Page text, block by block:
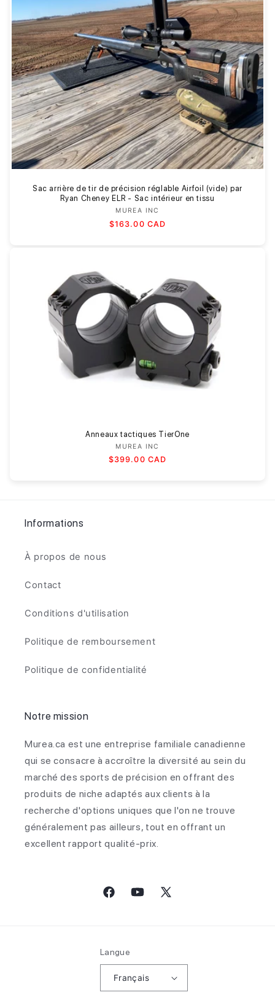
Sac arrière de tir de précision réglable Airfoil (vide) par
Ryan Cheney ELR - Sac intérieur en tissu
Fournisseur :
MUREA INC
Prix
$163.00 CAD
Anneaux tactiques TierOne
Fournisseur :
MUREA INC
Prix
$399.00 CAD
Informations
À propos de nous
Contact
Conditions d'utilisation
Politique de remboursement
Politique de confidentialité
Notre mission
Murea.ca est une entreprise familiale canadienne
qui se consacre à accroître la diversité au sein du
marché des sports de précision en offrant des
produits de niche adaptés aux clients à la
recherche d'options uniques que l'on ne trouve
généralement pas ailleurs, tout en offrant un
excellent rapport qualité-prix.
FacebookYouTube
X
Langue
Français